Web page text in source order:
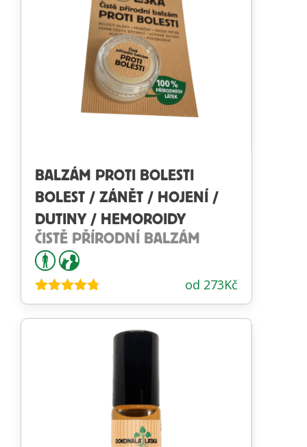
BALZÁM PROTI BOLESTI
BOLEST / ZÁNĚT / HOJENÍ /
DUTINY / HEMOROIDY
ČISTĚ PŘÍRODNÍ BALZÁM
Hodnocení
od 273Kč